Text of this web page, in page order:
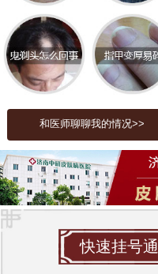
包括冷冻疗法、激光
毒的特性，复发的可
扁平疣的困扰
扁平疣不仅影响外观
担。许多人因为扁平
触，甚至影响到日常
并采取有效的治疗措
预防扁平疣
预防扁平疣的关键在
避免与感染者直接接
其是在公共场所。此
和医师聊聊我的情况>>
快速挂号